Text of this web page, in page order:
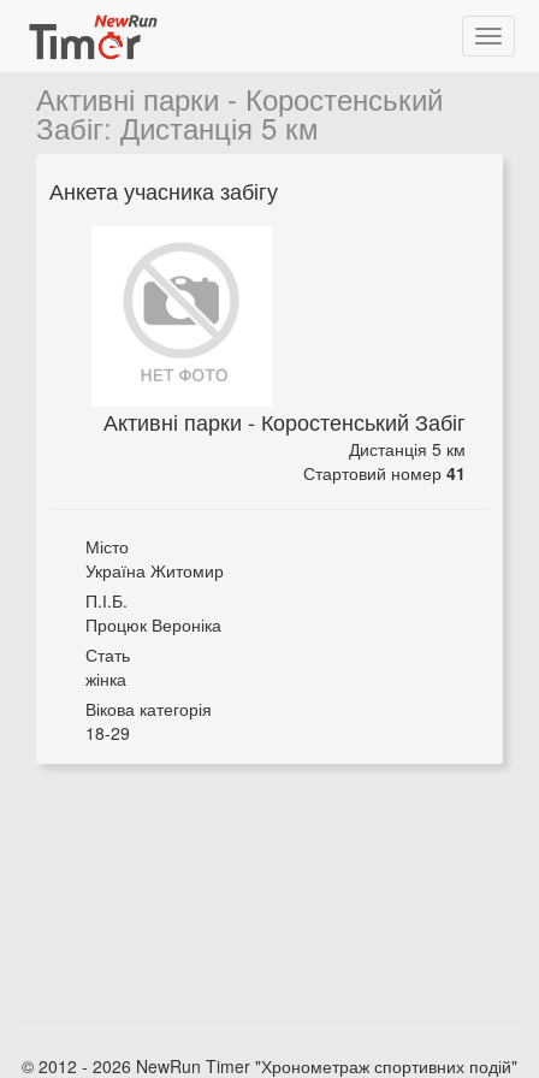
Активні парки - Коростенський
Забіг: Дистанція 5 км
Анкета учасника забігу
Активні парки - Коростенський Забіг
Дистанція 5 км
Стартовий номер 41
Місто
Україна Житомир
П.І.Б.
Процюк Вероніка
Стать
жінка
Вікова категорія
18-29
© 2012 - 2026 NewRun Timer "Хронометраж спортивних подій"